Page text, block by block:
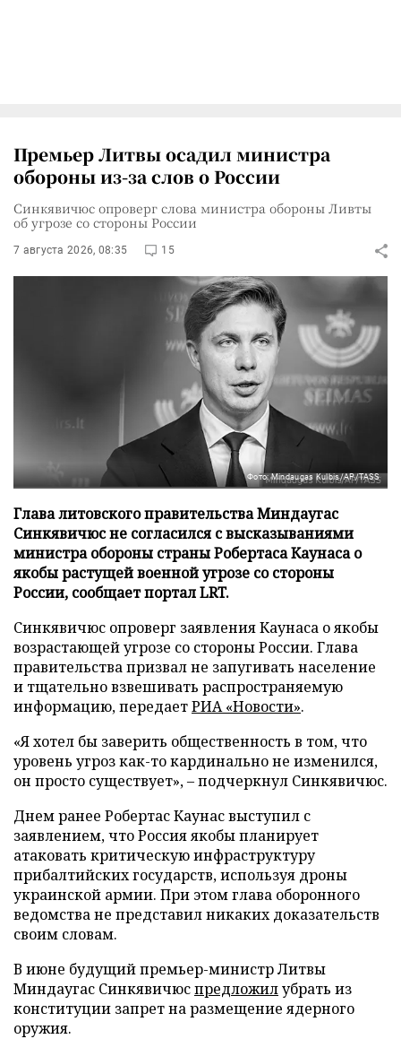
Премьер Литвы осадил министра
обороны из-за слов о России
Синкявичюс опроверг слова министра обороны Ливты
об угрозе со стороны России
7 августа 2026, 08:35 15
Фото: Mindaugas Kulbis/AP/TASS
Глава литовского правительства Миндаугас
Синкявичюс не согласился с высказываниями
министра обороны страны Робертаса Каунаса о
якобы растущей военной угрозе со стороны
России, сообщает портал LRT.
Синкявичюс опроверг заявления Каунаса о якобы
возрастающей угрозе со стороны России. Глава
правительства призвал не запугивать население
и тщательно взвешивать распространяемую
информацию, передаетРИА «Новости».
«Я хотел бы заверить общественность в том, что
уровень угроз как-то кардинально не изменился,
он просто существует», – подчеркнул Синкявичюс.
Днем ранее Робертас Каунас выступил с
заявлением, что Россия якобы планирует
атаковать критическую инфраструктуру
прибалтийских государств, используя дроны
украинской армии. При этом глава оборонного
ведомства не представил никаких доказательств
своим словам.
В июне будущий премьер-министр Литвы
Миндаугас Синкявичюспредложилубрать из
конституции запрет на размещение ядерного
оружия.